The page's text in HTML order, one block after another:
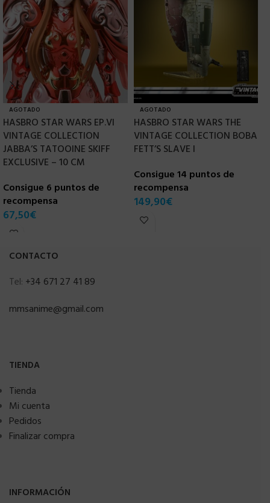
AGOTADO
HASBRO STAR WARS EP.VI
VINTAGE COLLECTION
JABBA’S TATOOINE SKIFF
EXCLUSIVE – 10 CM
Consigue 6 puntos de
recompensa
67,50€
AGOTADO
HASBRO STAR WARS THE
VINTAGE COLLECTION BOBA
FETT’S SLAVE I
Consigue 14 puntos de
recompensa
149,90€
CONTACTO
Tel: +34 671 27 41 89
mmsanime@gmail.com
TIENDA
Tienda
Mi cuenta
Pedidos
Finalizar compra
INFORMACIÓN